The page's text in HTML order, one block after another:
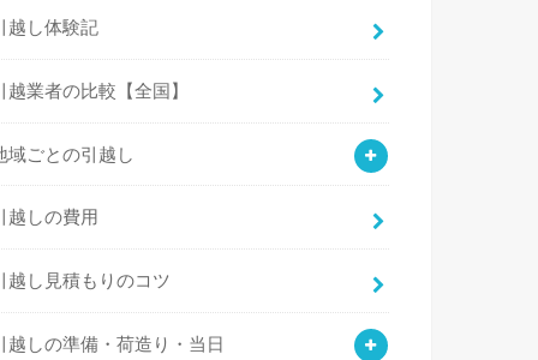
越し体験記
越業者の比較【全国】
域ごとの引越し
越しの費用
越し見積もりのコツ
越しの準備・荷造り・当日